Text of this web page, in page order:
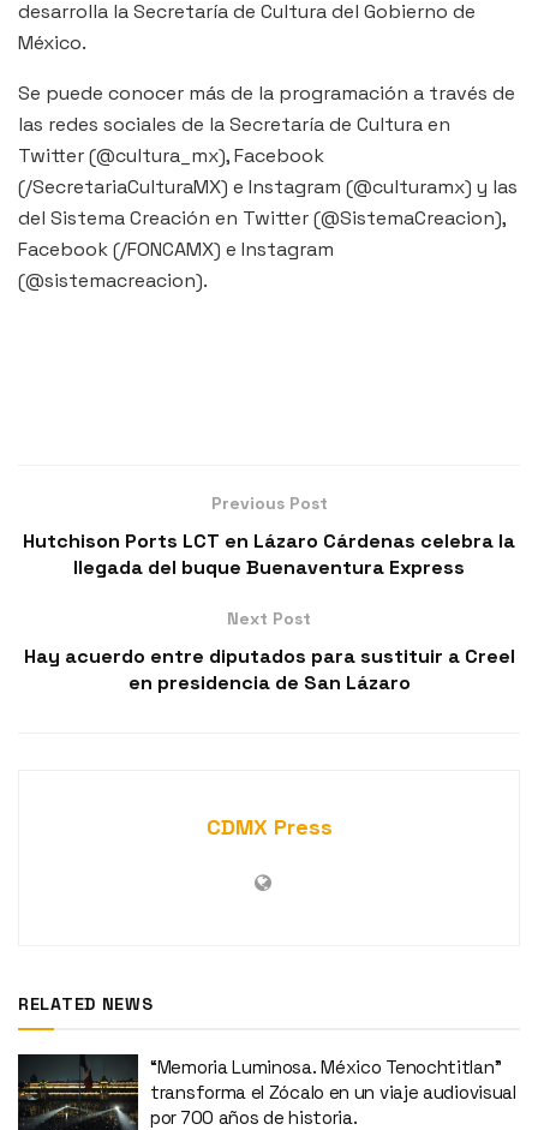
desarrolla la Secretaría de Cultura del Gobierno de
México.
Se puede conocer más de la programación a través de
las redes sociales de la Secretaría de Cultura en
Twitter (@cultura_mx), Facebook
(/SecretariaCulturaMX) e Instagram (@culturamx) y las
del Sistema Creación en Twitter (@SistemaCreacion),
Facebook (/FONCAMX) e Instagram
(@sistemacreacion).
Previous Post
Hutchison Ports LCT en Lázaro Cárdenas celebra la
llegada del buque Buenaventura Express
Next Post
Hay acuerdo entre diputados para sustituir a Creel
en presidencia de San Lázaro
CDMX Press
RELATED NEWS
“Memoria Luminosa. México Tenochtitlan”
transforma el Zócalo en un viaje audiovisual
por 700 años de historia.